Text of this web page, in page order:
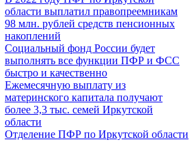
области выплатил правопреемникам
98 млн. рублей средств пенсионных
накоплений
Социальный фонд России будет
выполнять все функции ПФР и ФСС
быстро и качественно
Ежемесячную выплату из
материнского капитала получают
более 3,3 тыс. семей Иркутской
области
Отделение ПФР по Иркутской области